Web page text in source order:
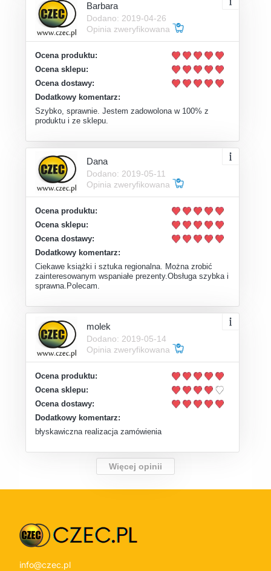
Barbara
Dodano: 2019-04-26
Opinia zweryfikowana
Ocena produktu:
Ocena sklepu:
Ocena dostawy:
Dodatkowy komentarz:
Szybko, sprawnie. Jestem zadowolona w 100% z
produktu i ze sklepu.
Dana
Dodano: 2019-05-11
Opinia zweryfikowana
Ocena produktu:
Ocena sklepu:
Ocena dostawy:
Dodatkowy komentarz:
Ciekawe książki i sztuka regionalna. Można zrobić
zainteresowanym wspaniałe prezenty.Obsługa szybka i
sprawna.Polecam.
molek
Dodano: 2019-05-14
Opinia zweryfikowana
Ocena produktu:
Ocena sklepu:
Ocena dostawy:
Dodatkowy komentarz:
błyskawiczna realizacja zamówienia
Więcej opinii
info@czec.pl